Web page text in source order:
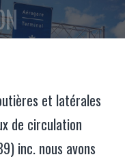
et latérales
de circulation
inc. nous avons